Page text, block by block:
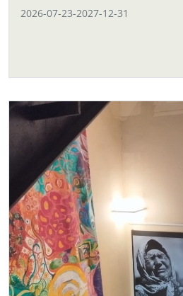
2026-07-23-2027-12-31